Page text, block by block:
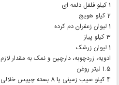
1 کیلو فلفل دلمه ای
2 کیلو هویج
1 لیوان زعفران دم کرده
3 کیلو پیاز
1 لیوان زرشک
ادویه، زردچوبه، دارچین و نمک به مقدار لازم
1.5 لیتر روغن
4 کیلو سیب زمینی یا 8 بسته چیپس خلالی